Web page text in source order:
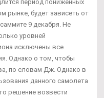
период пониженных
рынке, будет зависеть от
9 декабря. Не
уровней
исключены все
Однако о том, чтобы
по словам Дж. Однако в
данного самолета
решение возвести